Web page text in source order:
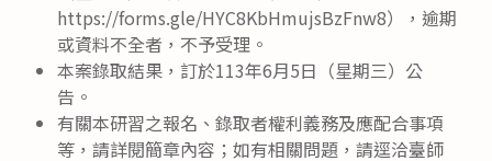
https://forms.gle/HYC8KbHmujsBzFnw8），逾期
或資料不全者，不予受理。
本案錄取結果，訂於113年6月5日（星期三）公
告。
有關本研習之報名、錄取者權利義務及應配合事項
等，請詳閱簡章內容；如有相關問題，請逕洽臺師